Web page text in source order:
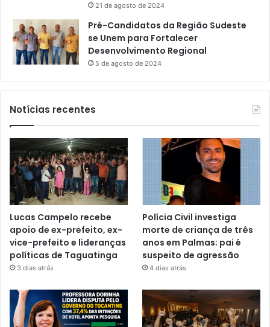
21 de agosto de 2024
Pré-Candidatos da Região Sudeste
se Unem para Fortalecer
Desenvolvimento Regional
5 de agosto de 2024
Notícias recentes
Lucas Campelo recebe
apoio de ex-prefeito, ex-
vice-prefeito e lideranças
políticas de Taguatinga
3 dias atrás
Polícia Civil investiga
morte de criança de três
anos em Palmas; pai é
suspeito de agressão
4 dias atrás